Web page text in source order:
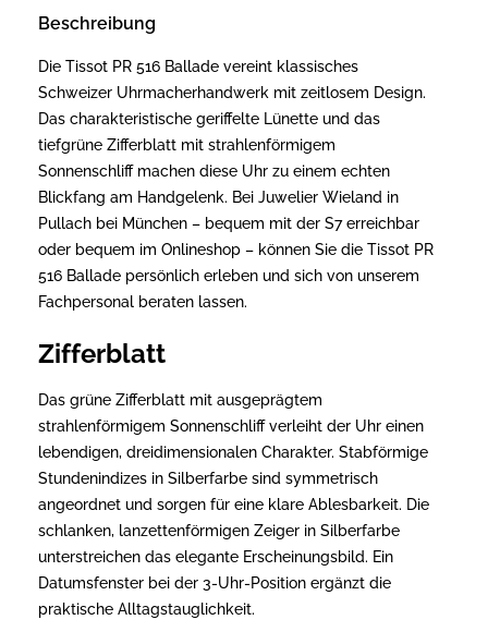
Beschreibung
Die Tissot PR 516 Ballade vereint klassisches
Schweizer Uhrmacherhandwerk mit zeitlosem Design.
Das charakteristische geriffelte Lünette und das
tiefgrüne Zifferblatt mit strahlenförmigem
Sonnenschliff machen diese Uhr zu einem echten
Blickfang am Handgelenk. Bei Juwelier Wieland in
Pullach bei München – bequem mit der S7 erreichbar
oder bequem im Onlineshop – können Sie die Tissot PR
516 Ballade persönlich erleben und sich von unserem
Fachpersonal beraten lassen.
Zifferblatt
Das grüne Zifferblatt mit ausgeprägtem
strahlenförmigem Sonnenschliff verleiht der Uhr einen
lebendigen, dreidimensionalen Charakter. Stabförmige
Stundenindizes in Silberfarbe sind symmetrisch
angeordnet und sorgen für eine klare Ablesbarkeit. Die
schlanken, lanzettenförmigen Zeiger in Silberfarbe
unterstreichen das elegante Erscheinungsbild. Ein
Datumsfenster bei der 3-Uhr-Position ergänzt die
praktische Alltagstauglichkeit.